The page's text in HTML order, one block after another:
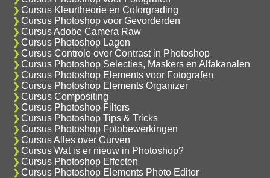
Cursus Kleurtheorie en Colorgrading
Cursus Photoshop voor Gevorderden
Cursus Adobe Camera Raw
Cursus Photoshop Lagen
Cursus Controle over Contrast in Photoshop
Cursus Photoshop Selecties, Maskers en Alfakanalen
Cursus Photoshop Elements voor Fotografen
Cursus Photoshop Elements Organizer
Cursus Compositing
Cursus Photoshop Filters
Cursus Photoshop Tips & Tricks
Cursus Photoshop Fotobewerkingen
Cursus Alles over Curven
Cursus Wat is er nieuw in Photoshop?
Cursus Photoshop Effecten
Cursus Photoshop Elements Photo Editor